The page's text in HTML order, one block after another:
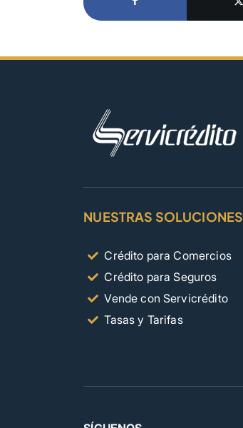
NUESTRAS SOLUCIONES
Crédito para Comercios
Crédito para Seguros
Vende con Servicrédito
Tasas y Tarifas